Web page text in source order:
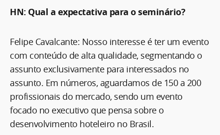
HN: Qual a expectativa para o seminário?
Felipe Cavalcante: Nosso interesse é ter um evento
com conteúdo de alta qualidade, segmentando o
assunto exclusivamente para interessados no
assunto. Em números, aguardamos de 150 a 200
profissionais do mercado, sendo um evento
focado no executivo que pensa sobre o
desenvolvimento hoteleiro no Brasil.